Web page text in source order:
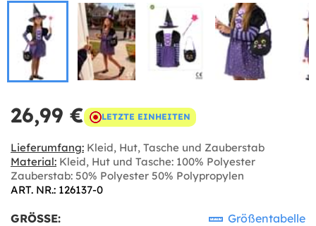
26,99 € LETZTE EINHEITEN
Lieferumfang: Kleid, Hut, Tasche und Zauberstab
Material: Kleid, Hut und Tasche: 100% Polyester
Zauberstab: 50% Polyester 50% Polypropylen
ART. NR.: 126137-0
GRÖSSE: Größentabelle